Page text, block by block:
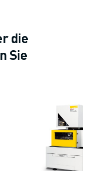
die
Sie